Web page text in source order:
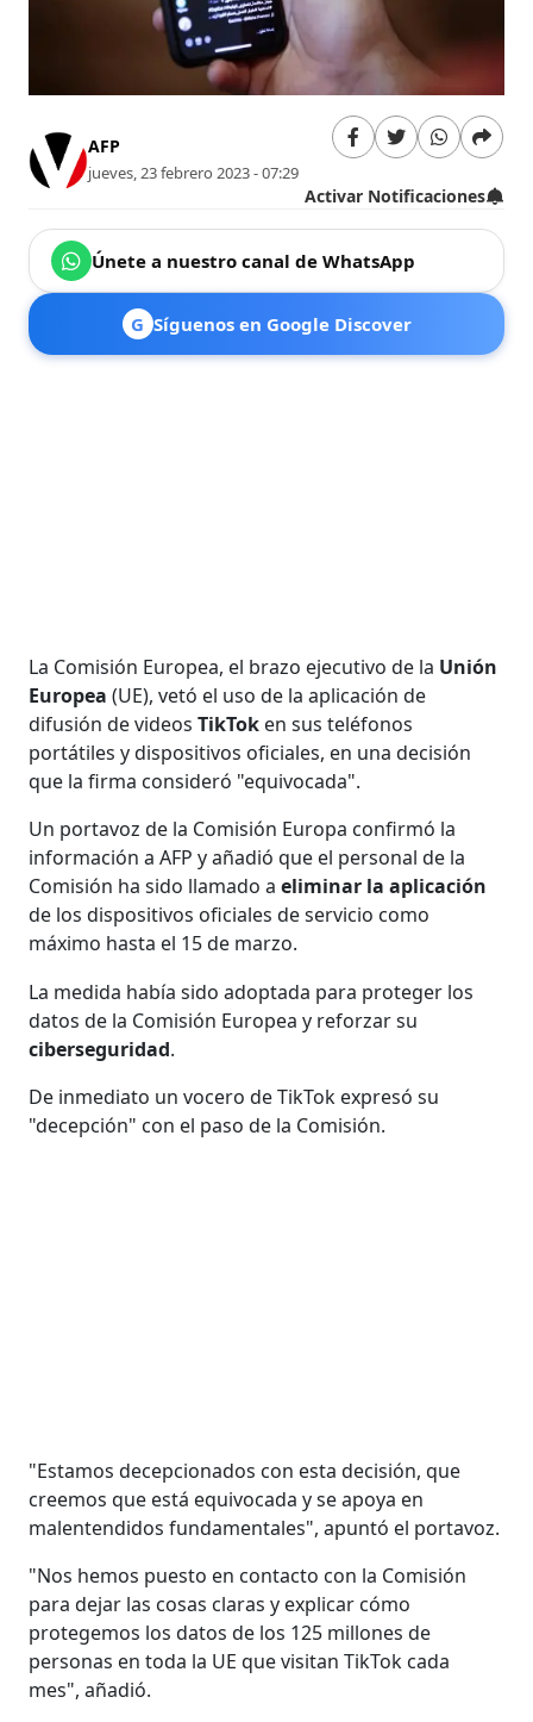
AFP
jueves, 23 febrero 2023 - 07:29
Activar Notificaciones
Únete a nuestro canal de WhatsApp
G Síguenos en Google Discover
La Comisión Europea, el brazo ejecutivo de la Unión
Europea (UE), vetó el uso de la aplicación de
difusión de videosTikTok en sus teléfonos
portátiles y dispositivos oficiales, en una decisión
que la firma consideró "equivocada".
Un portavoz de la Comisión Europa confirmó la
información a AFP y añadió que el personal de la
Comisión ha sido llamado aeliminar la aplicación
de los dispositivos oficiales de servicio como
máximo hasta el 15 de marzo.
La medida había sido adoptada para proteger los
datos de la Comisión Europea y reforzar su
ciberseguridad.
De inmediato un vocero de TikTok expresó su
"decepción" con el paso de la Comisión.
"Estamos decepcionados con esta decisión, que
creemos que está equivocada y se apoya en
malentendidos fundamentales", apuntó el portavoz.
"Nos hemos puesto en contacto con la Comisión
para dejar las cosas claras y explicar cómo
protegemos los datos de los 125 millones de
personas en toda la UE que visitan TikTok cada
mes", añadió.